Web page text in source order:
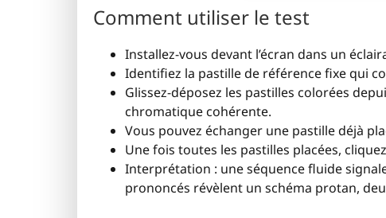
Comment utiliser le test
Installez-vous devant l’écran dans un
Identifiez la pastille de référence fixe qui
Glissez-déposez les pastilles colorées
chromatique cohérente.
Vous pouvez échanger une pastille déjà
Une fois toutes les pastilles placées,
Interprétation : une séquence fluide
prononcés révèlent un schéma protan,